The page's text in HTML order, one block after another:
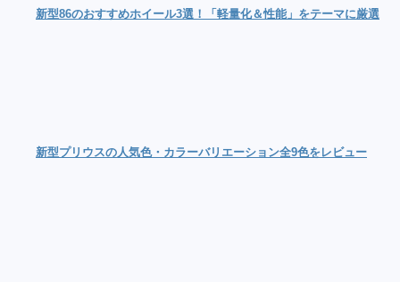
新型86のおすすめホイール3選！「軽量化＆性能」をテーマに厳選
新型プリウスの人気色・カラーバリエーション全9色をレビュー